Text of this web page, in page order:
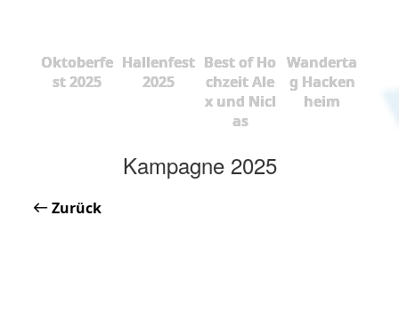
Oktoberfe
st 2025
Hallenfest
2025
Best of Ho
chzeit Ale
x und Nicl
as
Wanderta
g Hacken
heim
Kampagne 2025
Zurück